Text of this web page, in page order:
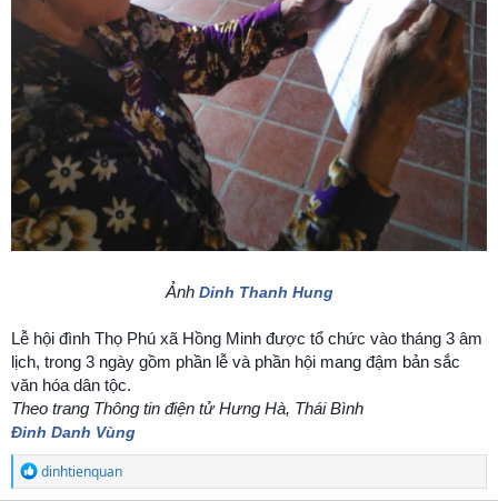
Ảnh Dinh Thanh Hung
Lễ hội đình Thọ Phú xã Hồng Minh được tổ chức vào tháng 3 âm
lịch, trong 3 ngày gồm phần lễ và phần hội mang đậm bản sắc
văn hóa dân tộc.
Theo trang Thông tin điện tử Hưng Hà, Thái Bình
Đinh Danh Vùng
R
e
dinhtienquan